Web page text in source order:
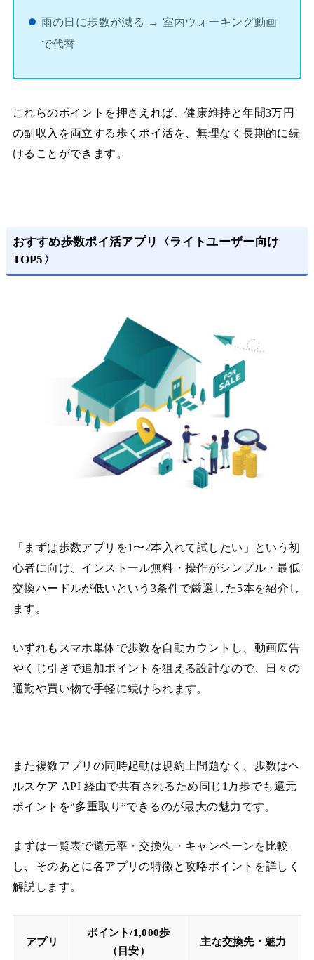
雨の日に歩数が減る → 室内ウォーキング動画
で代替
これらのポイントを押さえれば、健康維持と年間3万円
の副収入を両立する歩くポイ活を、無理なく長期的に続
けることができます。
おすすめ歩数ポイ活アプリ〈ライトユーザー向け
TOP5〉
「まずは歩数アプリを1〜2本入れて試したい」という初
心者に向け、インストール無料・操作がシンプル・最低
交換ハードルが低いという3条件で厳選した5本を紹介し
ます。
いずれもスマホ単体で歩数を自動カウントし、動画広告
やくじ引きで追加ポイントを狙える設計なので、日々の
通勤や買い物で手軽に続けられます。
また複数アプリの同時起動は規約上問題なく、歩数はヘ
ルスケア API 経由で共有されるため同じ1万歩でも還元
ポイントを“多重取り”できるのが最大の魅力です。
まずは一覧表で還元率・交換先・キャンペーンを比較
し、そのあとに各アプリの特徴と攻略ポイントを詳しく
解説します。
アプリ
ポイント/1,000歩
（目安）
主な交換先・魅力